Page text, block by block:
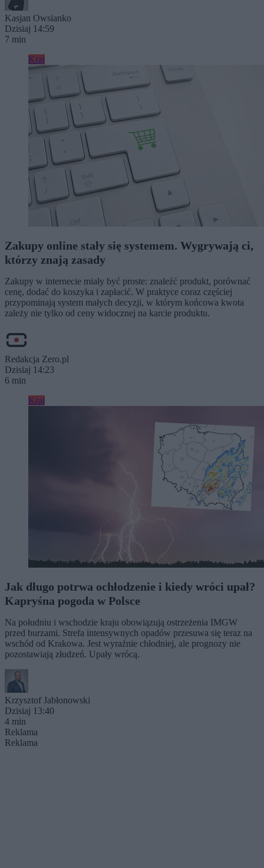
Kasjan Owsianko
Dzisiaj 14:59
7 min
Kraj
Zakupy online stały się systemem. Wygrywają ci,
którzy znają zasady
Zakupy w internecie miały być proste: znaleźć produkt, porównać
cenę, dodać do koszyka i zapłacić. W praktyce coraz częściej
przypominają system małych decyzji, w którym końcowa kwota
zależy nie tylko od ceny widocznej na karcie produktu.
Redakcja Zero.pl
Dzisiaj 14:23
6 min
Kraj
Jak długo potrwa ochłodzenie i kiedy wróci upał?
Kapryśna pogoda w Polsce
Na południu i wschodzie kraju obowiązują ostrzeżenia IMGW
przed burzami. Strefa intensywnych opadów przesuwa się teraz na
wschód od Krakowa. Jest wyraźnie chłodniej, ale prognozy nie
pozostawiają złudzeń. Upały wrócą.
Krzysztof Jabłonowski
Dzisiaj 13:40
4 min
Reklama
Reklama